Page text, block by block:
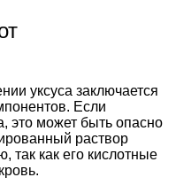
уксуса заключается
Если
это может быть опасно
раствор
так как его кислотные